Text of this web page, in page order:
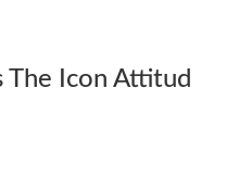
Icon Attitud